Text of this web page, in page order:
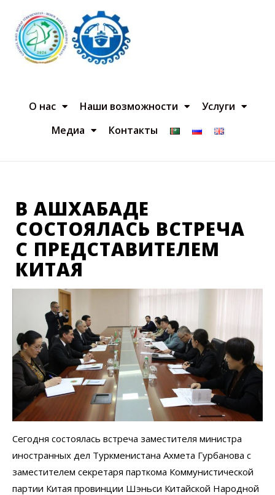
О нас Наши возможности
Услуги
Медиа
Контакты
В АШХАБАДЕ
СОСТОЯЛАСЬ ВСТРЕЧА
С ПРЕДСТАВИТЕЛЕМ
КИТАЯ
Сегодня состоялась встреча заместителя министра
иностранных дел Туркменистана Ахмета Гурбанова с
заместителем секретаря парткома Коммунистической
партии Китая провинции Шэньси Китайской Народной